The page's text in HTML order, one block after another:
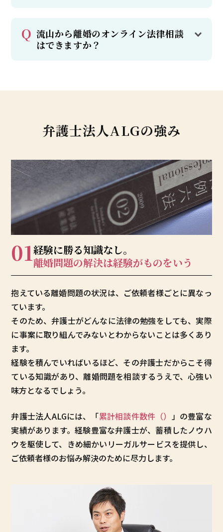
流山から離婚のオンライン法律相談
はできますか？
弁護士法人ALGの強み
01経験に勝る知識なし。
離婚問題の解決は経験がものをいう
抱えている離婚問題の状況は、ご依頼者様ごとに異なっ
ています。
そのため、弁護士がどんなに法律の勉強をしても、実際
に事案に取り組んでみないとわからないことは多くあり
ます。
経験を積んでいればいるほど、その弁護士だからこそ得
ている知識があり、離婚問題を相談するうえで、心強い
味方となるでしょう。
弁護士法人ALGには、「累計相談件数件（） 」の豊富な
実績があります。経験豊富な弁護士が、蓄積したノウハ
ウを駆使して、きめ細かいリーガルサービスを提供し、
ご依頼者様のお悩み解決のために尽力します。